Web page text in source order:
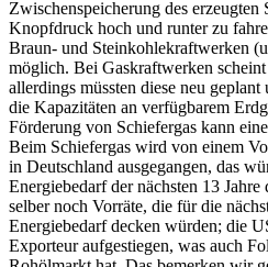
Zwischenspeicherung des
Knopfdruck hoch und runter zu
Braun- und Steinkohlekraftwerken
möglich. Bei Gaskraftwerken scheint
allerdings müssten diese neu
die Kapazitäten an verfügbarem
Förderung von Schiefergas kann
Beim Schiefergas wird von einem
in Deutschland ausgegangen, das
Energiebedarf der nächsten 13
selber noch Vorräte, die für die
Energiebedarf decken würden; die
Exporteur aufgestiegen, was auch